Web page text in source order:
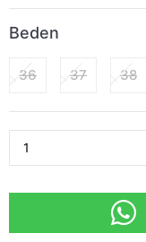
Beden
36 37 38